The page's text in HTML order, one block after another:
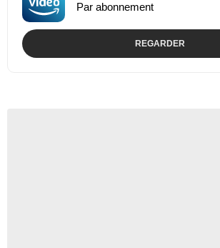
Par abonnement
REGARDER